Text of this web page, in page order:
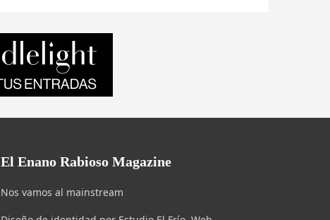
El Enano Rabioso Magazine
Nos vamos al mainstream